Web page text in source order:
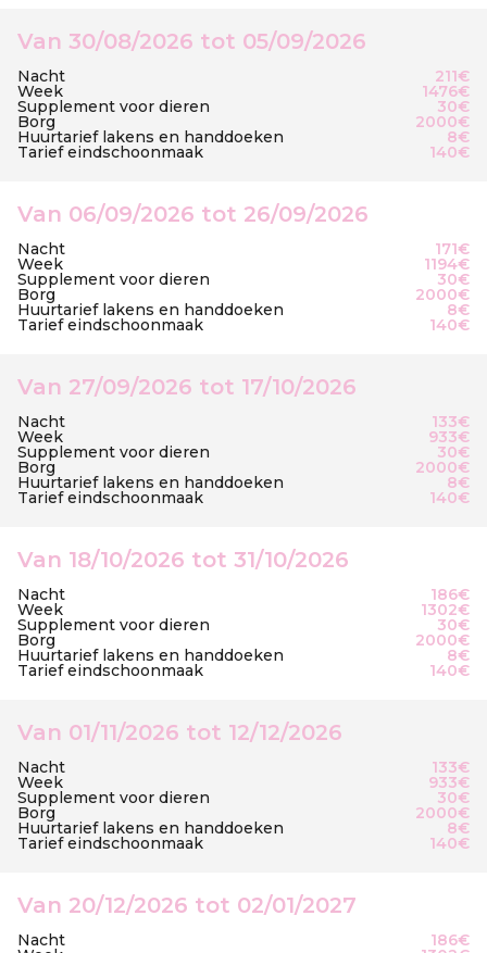
Van 30/08/2026 tot 05/09/2026
Nacht 211€
Week 1476€
Supplement voor dieren 30€
Borg 2000€
Huurtarief lakens en handdoeken 8€
Tarief eindschoonmaak 140€
Van 06/09/2026 tot 26/09/2026
Nacht 171€
Week 1194€
Supplement voor dieren 30€
Borg 2000€
Huurtarief lakens en handdoeken 8€
Tarief eindschoonmaak 140€
Van 27/09/2026 tot 17/10/2026
Nacht 133€
Week 933€
Supplement voor dieren 30€
Borg 2000€
Huurtarief lakens en handdoeken 8€
Tarief eindschoonmaak 140€
Van 18/10/2026 tot 31/10/2026
Nacht 186€
Week 1302€
Supplement voor dieren 30€
Borg 2000€
Huurtarief lakens en handdoeken 8€
Tarief eindschoonmaak 140€
Van 01/11/2026 tot 12/12/2026
Nacht 133€
Week 933€
Supplement voor dieren 30€
Borg 2000€
Huurtarief lakens en handdoeken 8€
Tarief eindschoonmaak 140€
Van 20/12/2026 tot 02/01/2027
Nacht 186€